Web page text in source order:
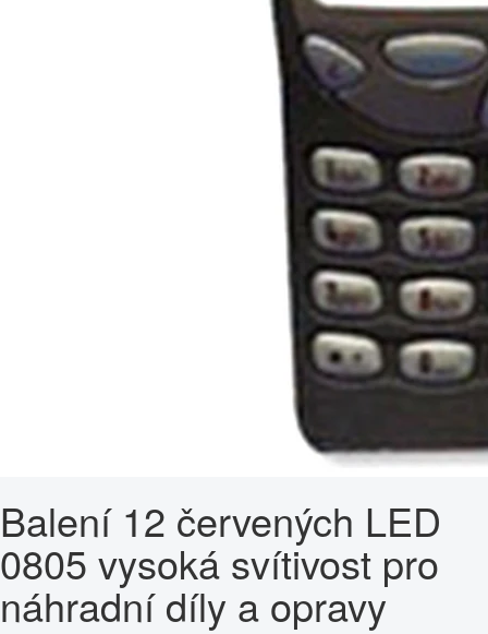
Balení 12 červených LED
0805 vysoká svítivost pro
náhradní díly a opravy